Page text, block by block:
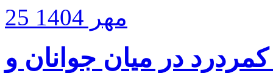
25 مهر 1404
در میان جوانان و